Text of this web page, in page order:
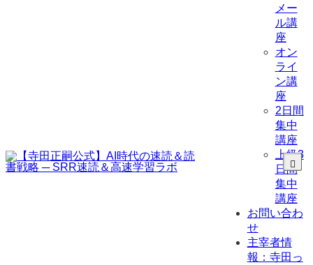
メー
ル講
座
オン
ライ
ン講
座
2日間
集中
講座
上級3
日間
集中
講座
お問い合わ
せ
主宰者情
報：寺田っ